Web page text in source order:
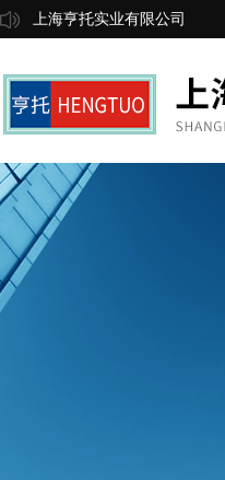
上海亨托实业有限公司